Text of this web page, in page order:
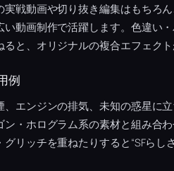
実戦動画や切り抜き編集はもちろ
い動画制作で活躍します。色違い
と、オリジナルの複合エフェクト
例
、エンジンの排気、未知の惑星に
ン・ホログラム系の素材と組み合
リッチを重ねたりすると“SFら